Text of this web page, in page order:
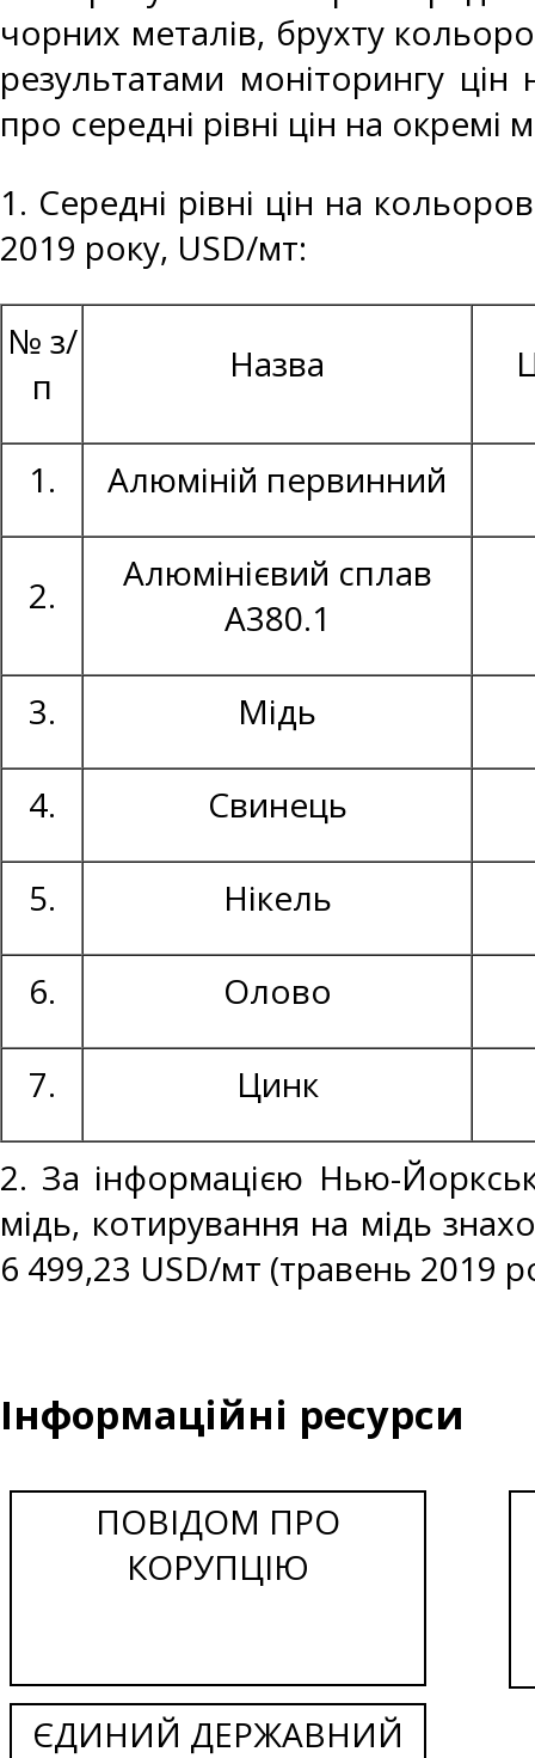
чорних металів, брухту
результатами моніторингу
про середні рівні цін на окремі
1. Середні рівні цін на
2019 року, USD/мт:
№ з/
п
Назва
1. Алюміній первинний
2.
Алюмінієвий сплав
А380.1
3. Мідь
4. Свинець
5. Нікель
6. Олово
7. Цинк
2. За інформацією Нью-
мідь, котирування на мідь
6 499,23 USD/мт (травень 2019
Інформаційні ресурси
ПОВІДОМ ПРО
КОРУПЦІЮ
ЄДИНИЙ ДЕРЖАВНИЙ